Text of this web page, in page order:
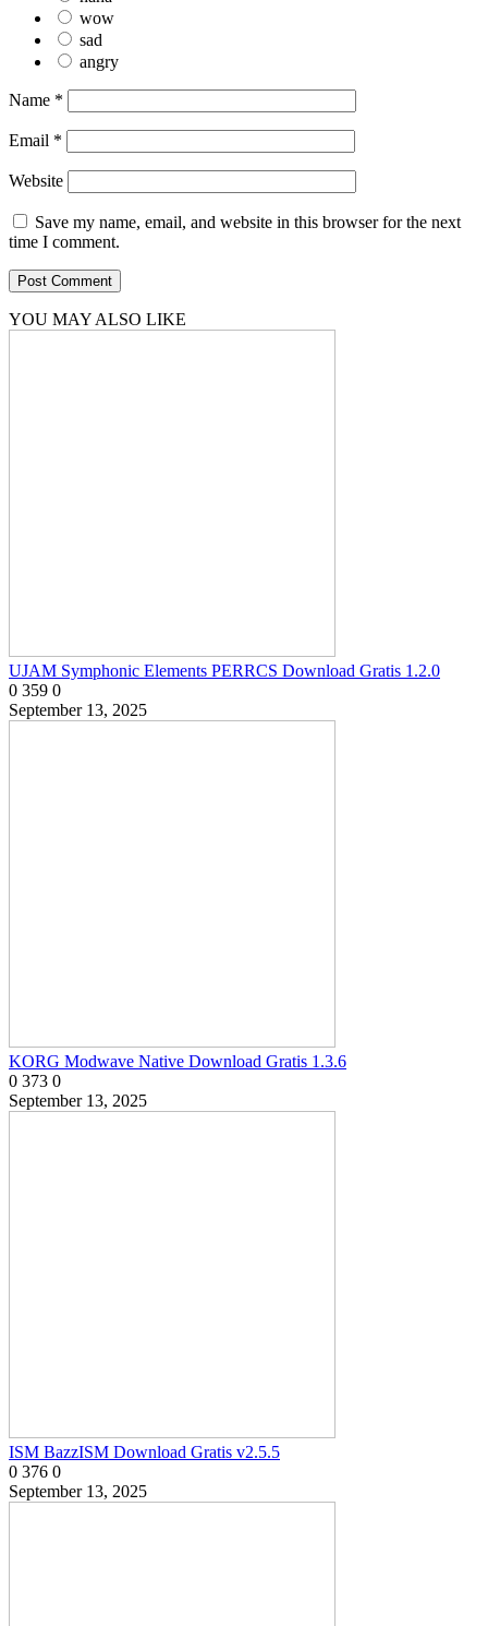
wow
sad
angry
Name *
Email *
Website
Save my name, email, and website in this browser for the next
time I comment.
YOU MAY ALSO LIKE
UJAM Symphonic Elements PERRCS Download Gratis 1.2.0
0 359 0
September 13, 2025
KORG Modwave Native Download Gratis 1.3.6
0 373 0
September 13, 2025
ISM BazzISM Download Gratis v2.5.5
0 376 0
September 13, 2025